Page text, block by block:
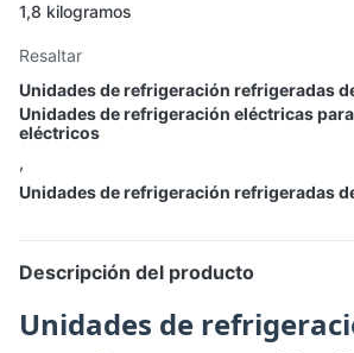
1,8 kilogramos
Resaltar
Unidades de refrigeración refrigeradas
Unidades de refrigeración eléctricas
eléctricos
,
Unidades de refrigeración refrigeradas
Descripción del producto
Unidades de